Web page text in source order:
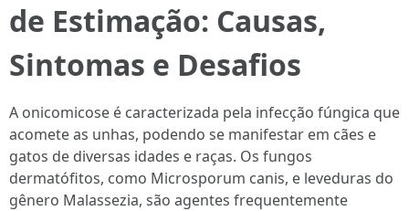
de Estimação: Causas,
Sintomas e Desafios
A onicomicose é caracterizada pela infecção fúngica que
acomete as unhas, podendo se manifestar em cães e
gatos de diversas idades e raças. Os fungos
dermatófitos, como Microsporum canis, e leveduras do
gênero Malassezia, são agentes frequentemente